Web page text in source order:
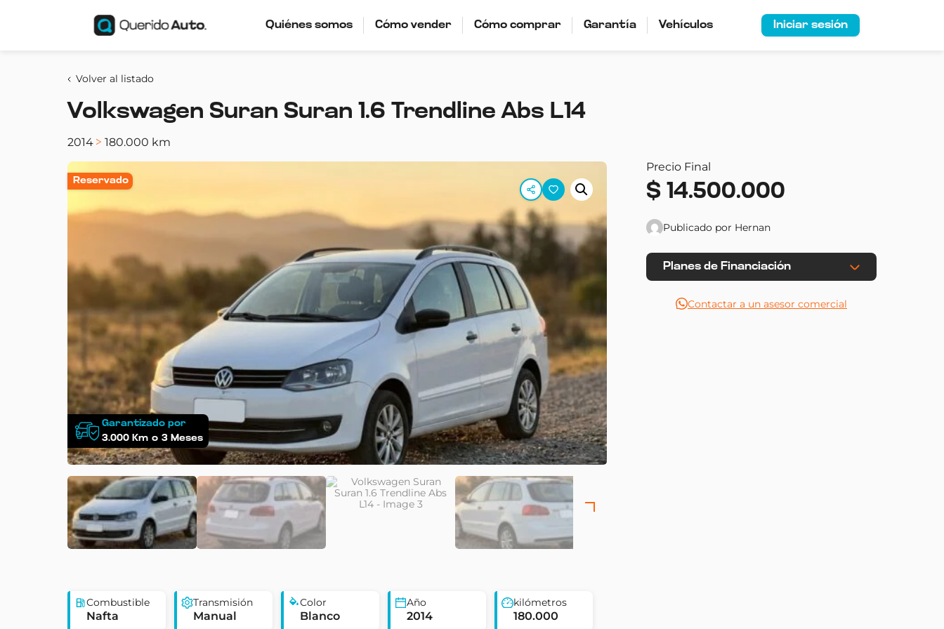
Quiénes somos Cómo vender Cómo comprar Garantía Vehículos Iniciar sesión
Volver al listado
Volkswagen Suran Suran 1.6 Trendline Abs L14
2014
180.000 km
Precio Final
$ 14.500.000
Publicado por Hernan
Planes de Financiación
Contactar a un asesor comercial
Reservado
Garantizado por
3.000 Km o 3Meses
Combustible
Nafta
Transmisión
Manual
Color
Blanco
Año
2014
kilómetros
180.000